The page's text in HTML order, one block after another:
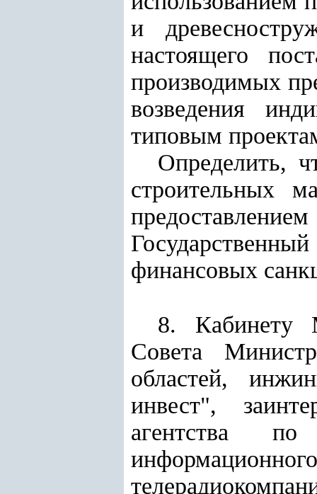
и
настоящего
производимых
возведения
типовым
Определить,
строительных
финансовых
8. Кабинету
Совета
областей,
инвест",
агентства